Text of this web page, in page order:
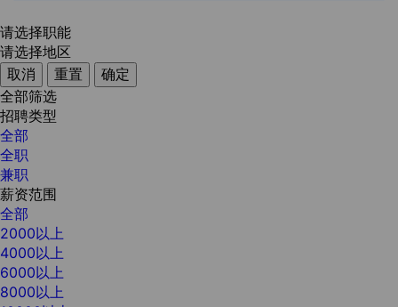
请选择职能
请选择地区
取消
重置
确定
全部筛选
招聘类型
全部
全职
兼职
薪资范围
全部
2000以上
4000以上
6000以上
8000以上